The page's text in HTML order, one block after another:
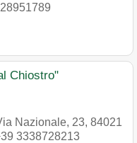
Chiostro"
Nazionale, 23, 84021
3338728213